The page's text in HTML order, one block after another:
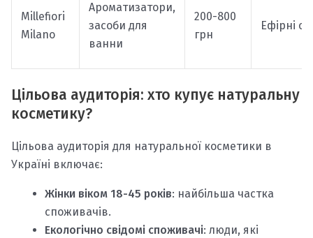
Millefiori
Milano
Ароматизатори,
засоби для
ванни
200-800
грн
Ефірні
Цільова аудиторія: хто купує натуральну
косметику?
Цільова аудиторія для натуральної косметики в
Україні включає:
Жінки віком 18-45 років: найбільша частка
споживачів.
Екологічно свідомі споживачі: люди, які